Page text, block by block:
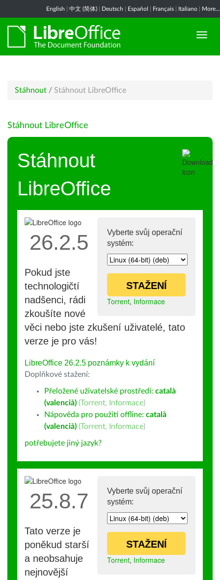
English 中文 (简体) Deutsch Español Français Italiano More...
Stáhnout / Stáhnout LibreOffice
Stáhnout LibreOffice
Stáhnout
LibreOffice
Vyberte svůj operační
systém:
STAŽENÍ
Torrent, Informace
26.2.5
Pokud jste
technologičtí
nadšenci, rádi
zkoušíte nové
věci nebo jste zkušení uživatelé, tato
verze je pro vás!
LibreOffice 26.2.5 poznámky k vydání
Doplňkové stažení:
Přeložené uživatelské prostředí: català
(valencià) (Torrent, Informace)
Nápověda pro použití offline: català
(valencià) (Torrent, Informace)
potřebujete jiný jazyk?
Vyberte svůj operační
systém:
STAŽENÍ
Torrent, Informace
25.8.7
Tato verze je
poněkud starší
a neobsahuje
nejnovější